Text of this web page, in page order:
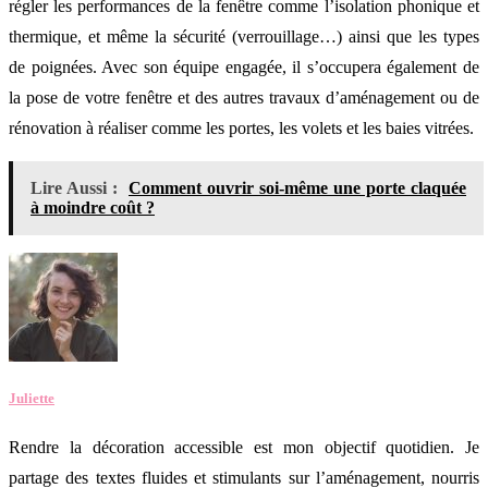
régler les performances de la fenêtre comme l’isolation phonique et
thermique, et même la sécurité (verrouillage…) ainsi que les types
de poignées. Avec son équipe engagée, il s’occupera également de
la pose de votre fenêtre et des autres travaux d’aménagement ou de
rénovation à réaliser comme les portes, les volets et les baies vitrées.
Lire Aussi :
Comment ouvrir soi-même une porte claquée
à moindre coût ?
Juliette
Rendre la décoration accessible est mon objectif quotidien. Je
partage des textes fluides et stimulants sur l’aménagement, nourris